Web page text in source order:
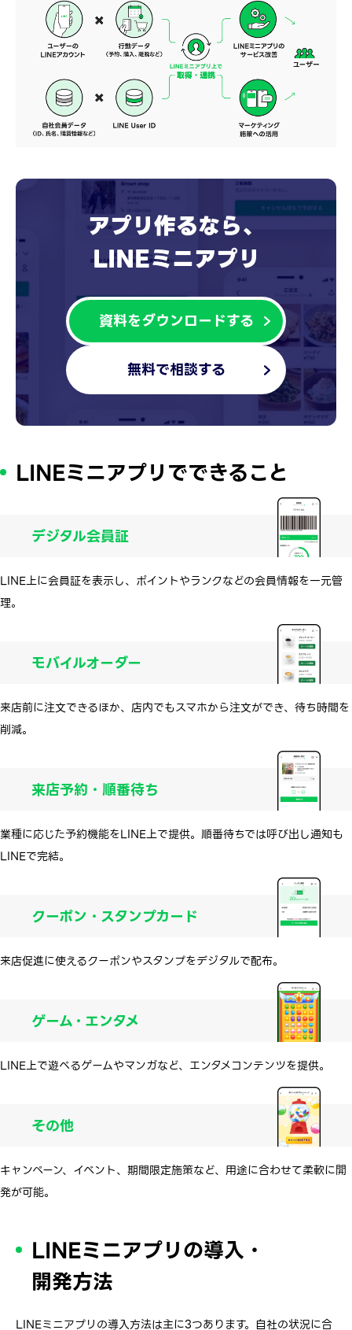
アプリ作るなら、
LINEミニアプリ
資料をダウンロードする
無料で相談する
LINEミニアプリでできること
デジタル会員証
LINE上に会員証を表示し、ポイントやランクなどの会員情報を一元管
理。
モバイルオーダー
来店前に注文できるほか、店内でもスマホから注文ができ、待ち時間を
削減。
来店予約・順番待ち
業種に応じた予約機能をLINE上で提供。順番待ちでは呼び出し通知も
LINEで完結。
クーポン・スタンプカード
来店促進に使えるクーポンやスタンプをデジタルで配布。
ゲーム・エンタメ
LINE上で遊べるゲームやマンガなど、エンタメコンテンツを提供。
その他
キャンペーン、イベント、期間限定施策など、用途に合わせて柔軟に開
発が可能。
LINEミニアプリの導入・
開発方法
LINEミニアプリの導入方法は主に3つあります。自社の状況に合